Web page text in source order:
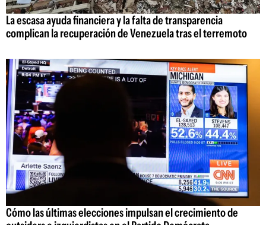
La escasa ayuda financiera y la falta de transparencia
complican la recuperación de Venezuela tras el terremoto
Cómo las últimas elecciones impulsan el crecimiento de